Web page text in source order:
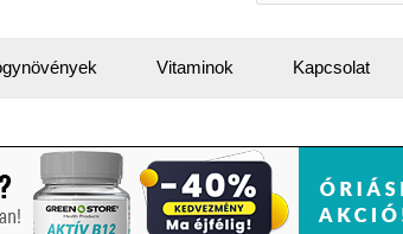
Vitaminok Kapcsolat